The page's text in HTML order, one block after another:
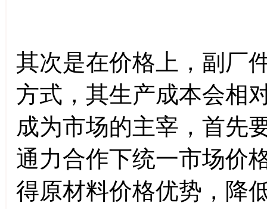
其次是在价格上，副厂
方式，其生产成本会相
成为市场的主宰，首先
通力合作下统一市场价
得原材料价格优势，降